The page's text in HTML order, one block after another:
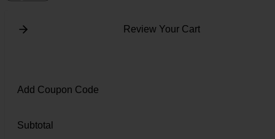
Review Your Cart
Add Coupon Code
Subtotal